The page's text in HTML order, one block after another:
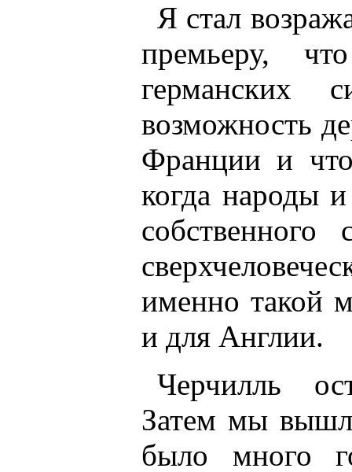
Я стал
премьеру,
германских
возможность
Франции и
когда народы
именно такой
и для Англии.
Черчилль
Затем мы
было много